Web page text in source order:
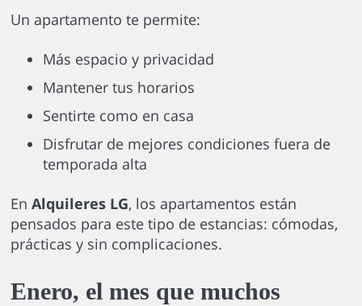
Un apartamento te permite:
Más espacio y privacidad
Mantener tus horarios
Sentirte como en casa
Disfrutar de mejores condiciones fuera de
temporada alta
En Alquileres LG, los apartamentos están
pensados para este tipo de estancias: cómodas,
prácticas y sin complicaciones.
Enero, el mes que muchos